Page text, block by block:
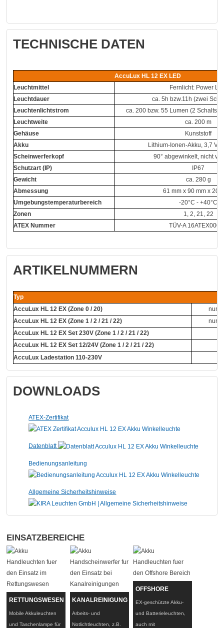
TECHNISCHE DATEN
AccuLux HL 12 EX LED
Leuchtmittel
Fernlicht: Power
Leuchtdauer
ca. 5h bzw.11h (zwei
Leuchtenlichtstrom
ca. 200 bzw. 55 Lumen (2
Leuchtweite
ca. 200 m
Gehäuse
Kunststoff
Akku
Lithium-Ionen-Akku, 3,7 V,
Scheinwerferkopf
90° abgewinkelt, nicht
Schutzart (IP)
IP67
Gewicht
ca. 280 g
Abmessung
61 mm x 90 mm x 200
Umgebungstemperaturbereich
-20°C - +40°C
Zonen
1, 2, 21, 22
ATEX Nummer
TÜV-A
ARTIKELNUMMERN
Typ
AccuLux HL 12 EX (Zone 0 / 20)
nur
AccuLux HL 12 EX (Zone 1 / 2 / 21 / 22)
nur
AccuLux HL 12 EX Set 230V (Zone 1 / 2 / 21 / 22)
AccuLux HL 12 EX Set 12/24V (Zone 1 / 2 / 21 / 22)
AccuLux Ladestation 110-230V
DOWNLOADS
ATEX-Zertifikat
Datenblatt
Bedienungsanleitung
Allgemeine Sicherheitshinweise
EINSATZBEREICHE
RETTUNGSWESEN
Mobile Akkuleuchten
und Taschenlampe für
KANALREINIGUNG
Arbeits- und
Notlichtleuchten, z.B.
OFFSHORE
EX-geschützte Akku-
und Batterieleuchten,
auch mit